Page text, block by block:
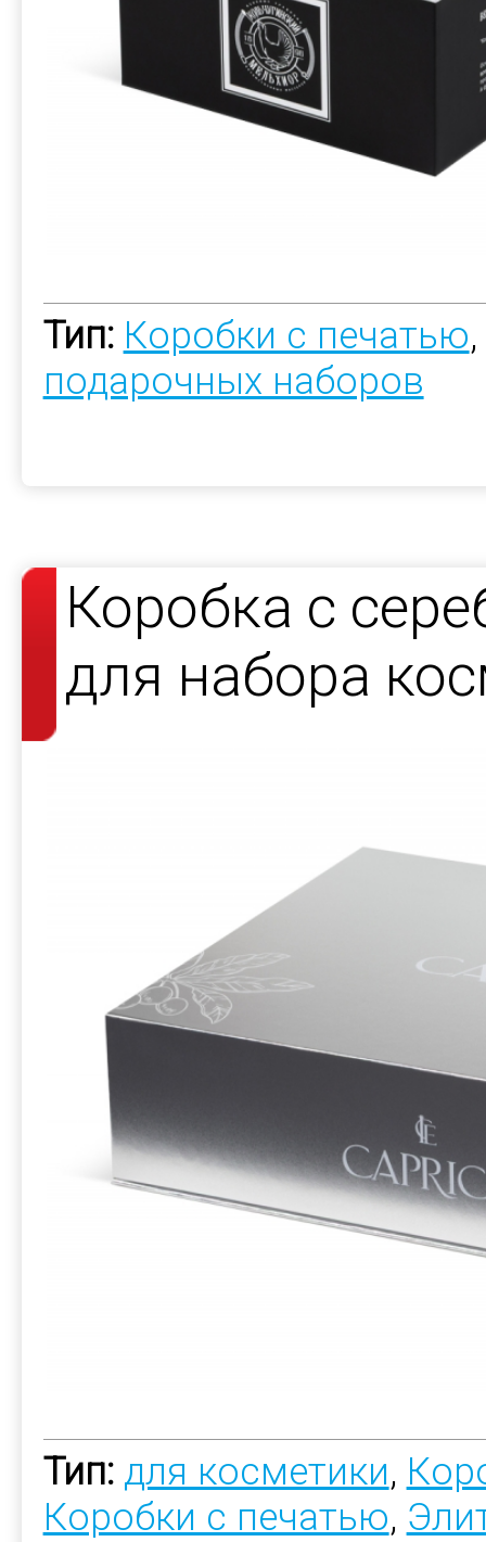
Тип: Коробки с печатью,
подарочных наборов
Коробка с
для набора
Тип: для косметики,
Коробки с печатью,